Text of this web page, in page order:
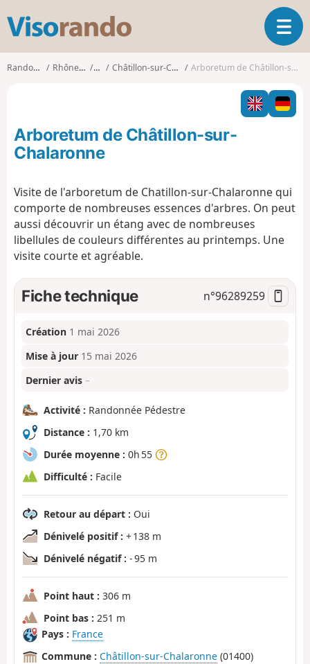
s
o
o
O
u
i
r
l
i
g
t
n
Randonnées Rhône-Alpes Ain Châtillon-sur-Chalaronne Arboretum de Châtillon-sur-Chalaronne
Arboretum de Châtillon-sur-
Chalaronne
Visite de l'arboretum de Chatillon-sur-Chalaronne qui
comporte de nombreuses essences d'arbres. On peut
aussi découvrir un étang avec de nombreuses
libellules de couleurs différentes au printemps. Une
visite courte et agréable.
Fiche technique n°96289259
Création 1 mai 2026
Mise à jour 15 mai 2026
Dernier avis –
Activité : Randonnée Pédestre
Distance : 1,70 km
Durée moyenne : 0h 55
Difficulté : Facile
Retour au départ : Oui
Dénivelé positif : + 138 m
Dénivelé négatif : - 95 m
Point haut : 306 m
Point bas : 251 m
Pays : France
Commune : Châtillon-sur-Chalaronne (01400)